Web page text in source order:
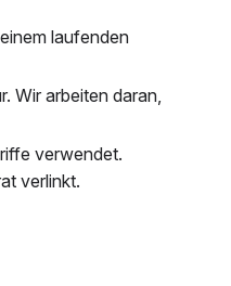
laufenden
Wir arbeiten daran,
verwendet.
verlinkt.